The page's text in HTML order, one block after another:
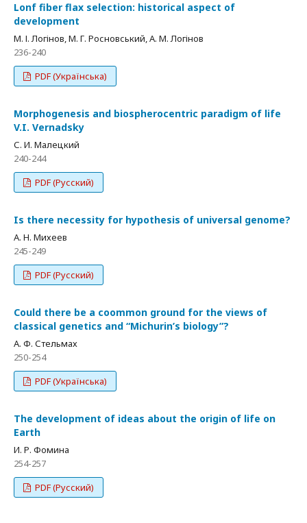
Lonf fiber flax selection: historical aspect of
development
М. І. Логінов, М. Г. Росновський, А. М. Логінов
236-240
PDF (Українська)
Morphogenesis and biospherocentric paradigm of life
V.I. Vernadsky
С. И. Малецкий
240-244
PDF (Русский)
Is there necessity for hypothesis of universal genome?
A. Н. Михеев
245-249
PDF (Русский)
Could there be a coommon ground for the views of
classical genetics and “Michurin’s biology”?
A. Ф. Стельмах
250-254
PDF (Українська)
The development of ideas about the origin of life on
Earth
И. Р. Фомина
254-257
PDF (Русский)